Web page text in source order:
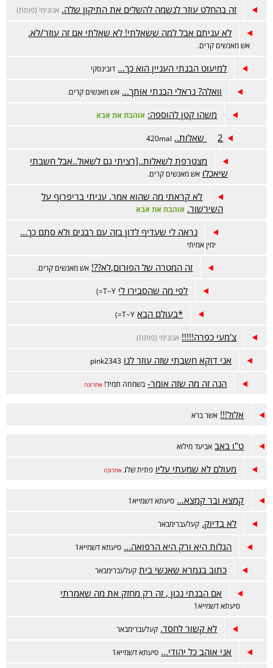
זה בהחלט עוזר לנשמה להשלים את התיקון שלה. אנונימי (פותח)
לא עניתם אבל למה ששאלתי! לא שאלתי אם זה עוזר/לא.
אש מאנשים קרים.
למיעוט הבנתי העניין הוא כך... דובינסקי
וואלה? נראלי הבנתי אותך... אש מאנשים קרים.
משהו קטן להוספה: אוהבת את אבא
2 שאלות.. 420mal
מצטרפת לשאלות..[רציתי גם לשאול..אבל חשבתי
שיאכלו אש מאנשים קרים.
לא קראתי מה שהוא אמר. עניתי בריפרוף על
השירשור. אוהבת את אבא
נראה לי שעדיף לדון בזה עם רבנים ולא סתם כך...
ימין אמיתי
זה המטרה של הפורום,לא??! אש מאנשים קרים.
לפי מה שהסבירו לי T~Y=)
*בעולם הבא T~Y=)
צ'מעי כפרה!!!!! אנונימי (פותח)
אני דוקא חשבתי שזה עוזר לנו pink2343
הנה זה מה שזה אומר- בשמחה תמיד! אחרונה
אלול!!! אשר ברא
ט"ו באב אביעד מילוא
מעולם לא שמעתי עליו פתית שלג אחרונה
קמצא ובר קמצא... סיעתא דשמייא1
לא בדיוק. קעלעברימבאר
הגלות היא ורק היא הרפואה... סיעתא דשמייא1
כתוב בגמרא שאנשי בית קעלעברימבאר
אם הבנתי נכון , זה רק מחזק את מה שאמרתי
סיעתא דשמייא1
לא קשור לחסד. קעלעברימבאר
אני אוהב כל יהודי... סיעתא דשמייא1